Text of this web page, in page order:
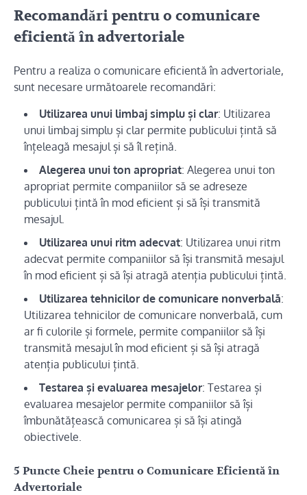
Recomandări pentru o comunicare
eficientă în advertoriale
Pentru a realiza o comunicare eficientă în advertoriale,
sunt necesare următoarele recomandări:
Utilizarea unui limbaj simplu și clar: Utilizarea
unui limbaj simplu și clar permite publicului țintă să
înțeleagă mesajul și să îl rețină.
Alegerea unui ton apropriat: Alegerea unui ton
apropriat permite companiilor să se adreseze
publicului țintă în mod eficient și să își transmită
mesajul.
Utilizarea unui ritm adecvat: Utilizarea unui ritm
adecvat permite companiilor să își transmită mesajul
în mod eficient și să își atragă atenția publicului țintă.
Utilizarea tehnicilor de comunicare nonverbală:
Utilizarea tehnicilor de comunicare nonverbală, cum
ar fi culorile și formele, permite companiilor să își
transmită mesajul în mod eficient și să își atragă
atenția publicului țintă.
Testarea și evaluarea mesajelor: Testarea și
evaluarea mesajelor permite companiilor să își
îmbunătățească comunicarea și să își atingă
obiectivele.
5 Puncte Cheie pentru o Comunicare Eficientă în
Advertoriale